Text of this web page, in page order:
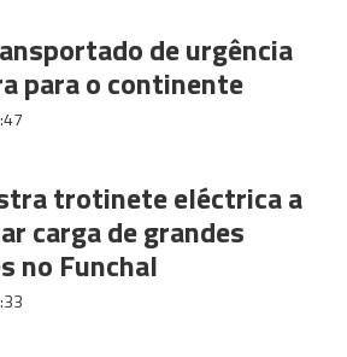
de urgência
para o continente
trotinete eléctrica a
carga de grandes
no Funchal